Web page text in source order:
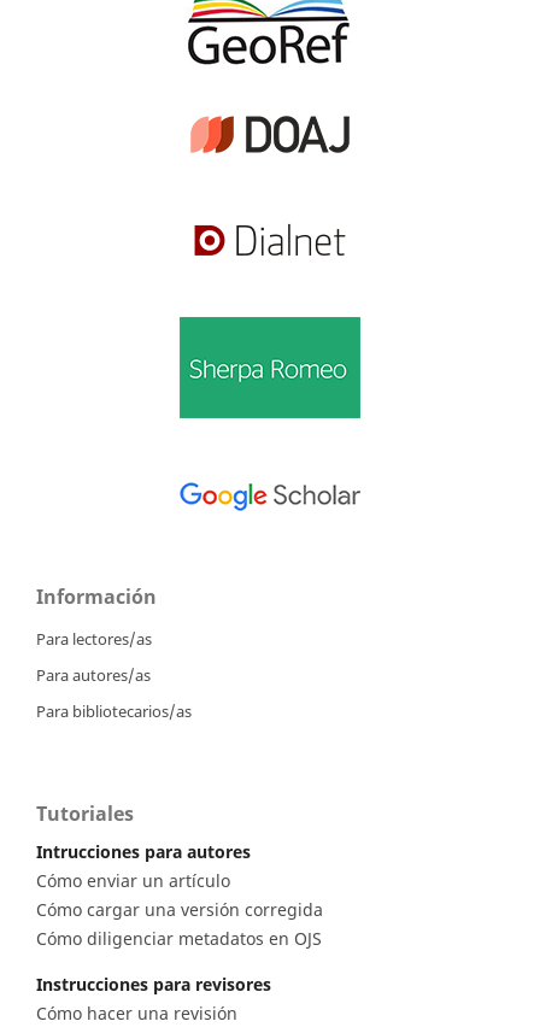
Información
Para lectores/as
Para autores/as
Para bibliotecarios/as
Tutoriales
Intrucciones para autores
Cómo enviar un artículo
Cómo cargar una versión corregida
Cómo diligenciar metadatos en OJS
Instrucciones para revisores
Cómo hacer una revisión